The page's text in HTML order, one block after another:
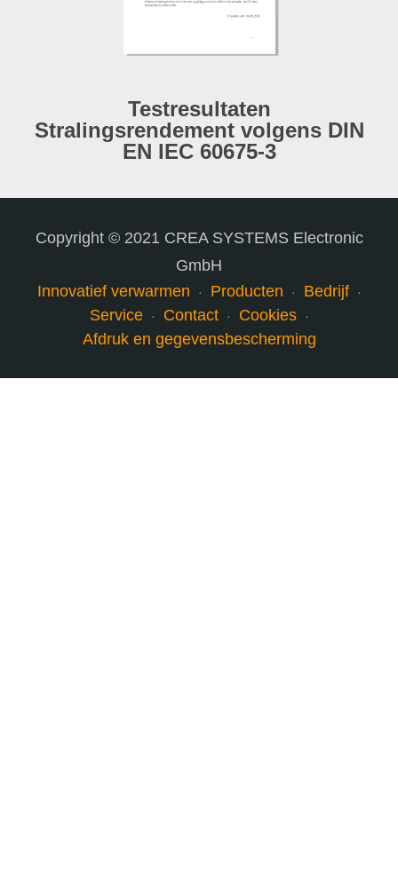
Testresultaten
Stralingsrendement volgens DIN
EN IEC 60675-3
Copyright © 2021 CREA SYSTEMS Electronic
GmbH
Innovatief verwarmen
Producten
Bedrijf
Service
Contact
Cookies
Afdruk en gegevensbescherming